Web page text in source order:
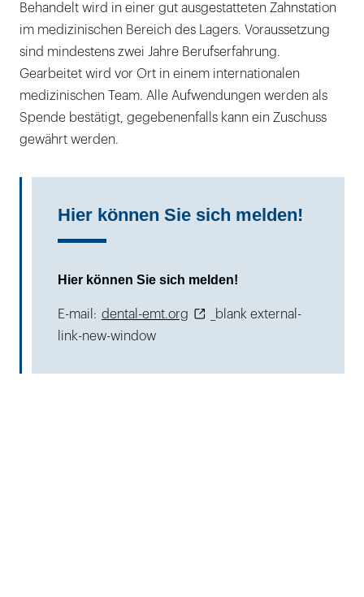
Behandelt wird in einer gut ausgestatteten Zahnstation
im medizinischen Bereich des Lagers. Voraussetzung
sind mindestens zwei Jahre Berufserfahrung.
Gearbeitet wird vor Ort in einem internationalen
medizinischen Team. Alle Aufwendungen werden als
Spende bestätigt, gegebenenfalls kann ein Zuschuss
gewährt werden.
Hier können Sie sich melden!
Hier können Sie sich melden!
E-mail: dental-emt.org
_blank external-
link-new-window